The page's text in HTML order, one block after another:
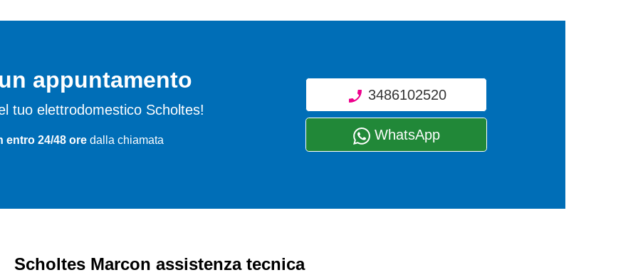
appuntamento
tuo elettrodomestico Scholtes!
entro 24/48 oredalla chiamata
3486102520
WhatsApp
Scholtes Marcon assistenza tecnica